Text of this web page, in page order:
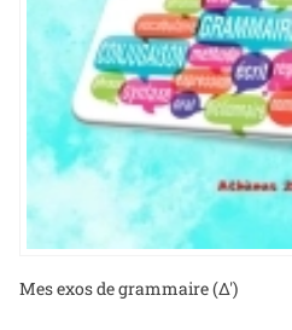
Mes exos de grammaire (Δ')